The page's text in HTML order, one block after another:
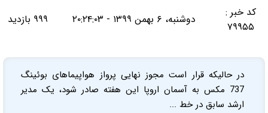
کد خبر :
۷۹۹۵۵
دوشنبه، ۶ بهمن ۱۳۹۹ - ۲۰:۲۴:۰۳ ۹۹۹ بازدید
در حالیکه قرار است مجوز نهایی پرواز هواپیماهای بوئینگ
737 مکس به آسمان اروپا این هفته صادر شود، یک مدیر
ارشد سابق در خط ...